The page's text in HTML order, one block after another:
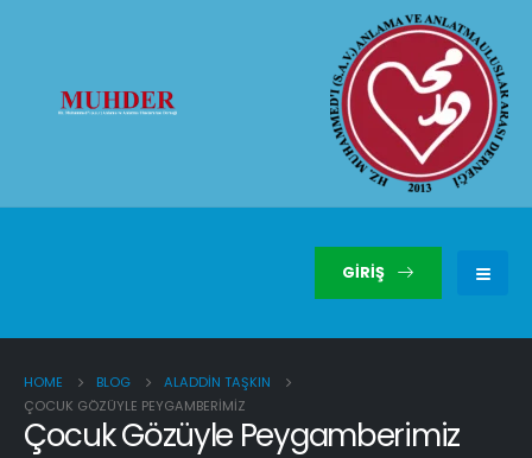
GIRIŞ
HOME BLOG
ALADDIN TAŞKIN
ÇOCUK GÖZÜYLE PEYGAMBERIMIZ
Çocuk Gözüyle Peygamberimiz